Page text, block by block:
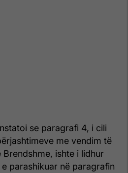
se paragrafi 4, i cili
me vendim të
ishte i lidhur
parashikuar në paragrafin